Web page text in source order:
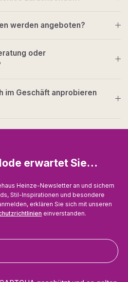
werden angeboten?
oder
im Geschäft anprobieren
erwartet Sie…
Heinze-Newsletter an und sichern
Stil-Inspirationen und besondere
erklären Sie sich mit unseren
einverstanden.